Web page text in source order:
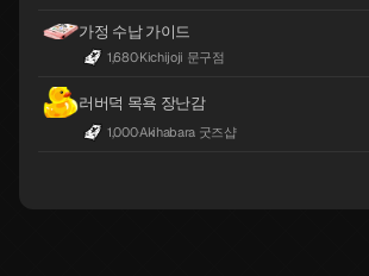
가정 수납 가이드
1,680·Kichijoji 문구점
러버덕 목욕 장난감
1,000·Akihabara 굿즈샵